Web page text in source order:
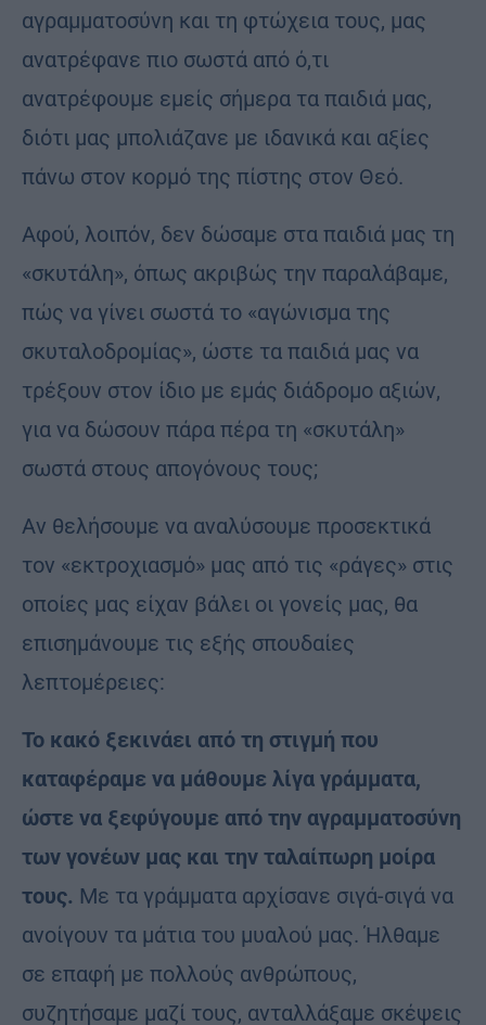
αγραμματοσύνη και τη φτώχεια τους, μας
ανατρέφανε πιο σωστά από ό,τι
ανατρέφουμε εμείς σήμερα τα παιδιά μας,
διότι μας μπολιάζανε με ιδανικά και αξίες
πάνω στον κορμό της πίστης στον Θεό.
Αφού, λοιπόν, δεν δώσαμε στα παιδιά μας τη
«σκυτάλη», όπως ακριβώς την παραλάβαμε,
πώς να γίνει σωστά το «αγώνισμα της
σκυταλοδρομίας», ώστε τα παιδιά μας να
τρέξουν στον ίδιο με εμάς διάδρομο αξιών,
για να δώσουν πάρα πέρα τη «σκυτάλη»
σωστά στους απογόνους τους;
Αν θελήσουμε να αναλύσουμε προσεκτικά
τον «εκτροχιασμό» μας από τις «ράγες» στις
οποίες μας είχαν βάλει οι γονείς μας, θα
επισημάνουμε τις εξής σπουδαίες
λεπτομέρειες:
Το κακό ξεκινάει από τη στιγμή που
καταφέραμε να μάθουμε λίγα γράμματα,
ώστε να ξεφύγουμε από την αγραμματοσύνη
των γονέων μας και την ταλαίπωρη μοίρα
τους. Με τα γράμματα αρχίσανε σιγά-σιγά να
ανοίγουν τα μάτια του μυαλού μας. Ήλθαμε
σε επαφή με πολλούς ανθρώπους,
συζητήσαμε μαζί τους, ανταλλάξαμε σκέψεις